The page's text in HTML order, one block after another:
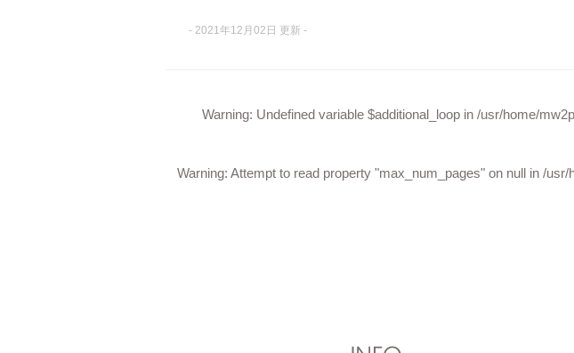
- 2021年12月02日 更新 -
Warning: Undefined variable $additional_loop in /usr/home/
Warning: Attempt to read property "max_num_pages" on null in /usr/